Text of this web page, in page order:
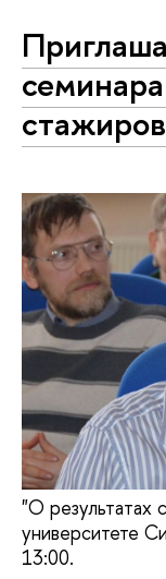
"О результатах
университете
13:00.